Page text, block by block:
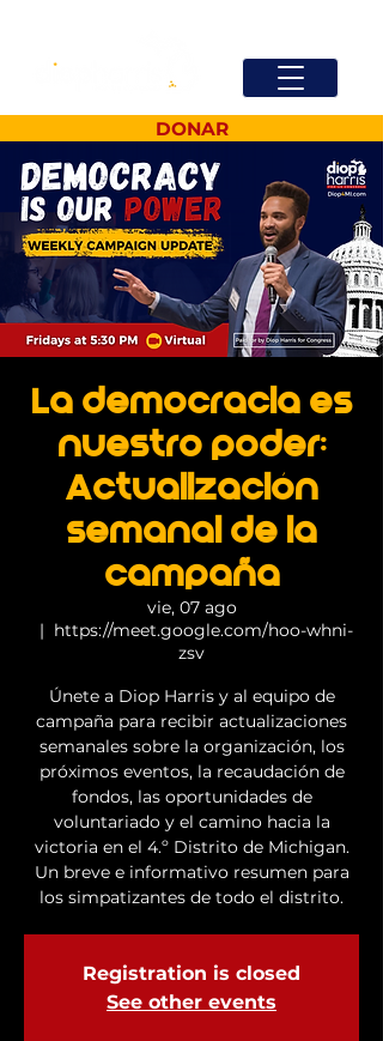
DONAR
La democracia es
nuestro poder:
Actualización
semanal de la
campaña
vie, 07 ago
  |
https://meet.google.com/hoo-whni-
zsv
Únete a Diop Harris y al equipo de
campaña para recibir actualizaciones
semanales sobre la organización, los
próximos eventos, la recaudación de
fondos, las oportunidades de
voluntariado y el camino hacia la
victoria en el 4.º Distrito de Michigan.
Un breve e informativo resumen para
los simpatizantes de todo el distrito.
Registration is closed
See other events